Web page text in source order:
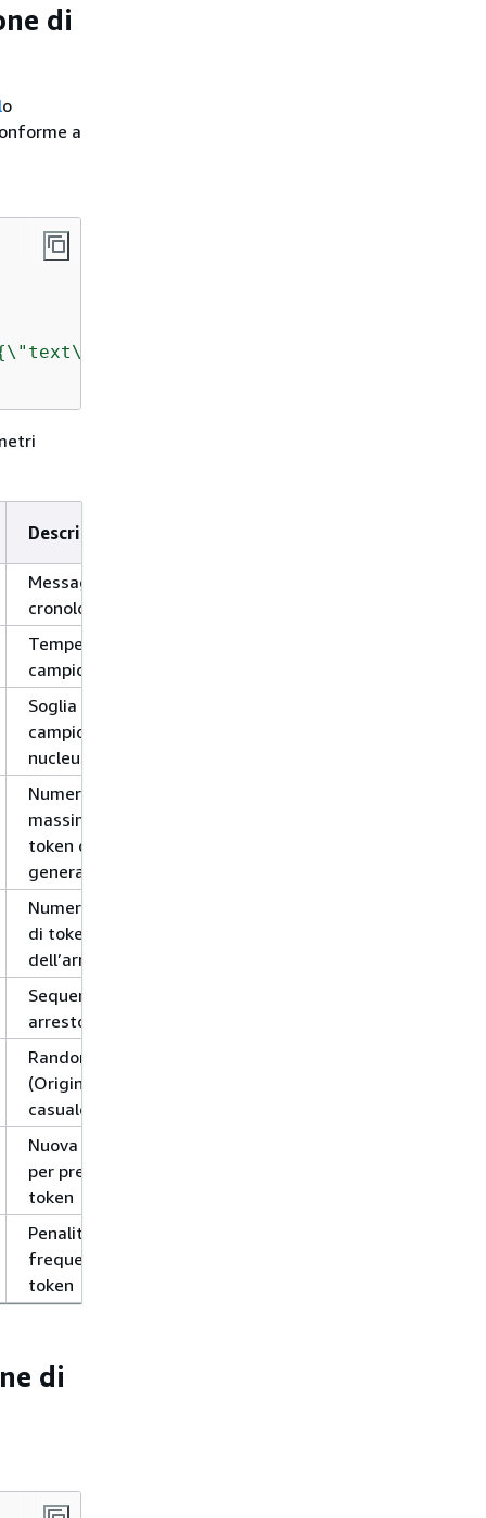
di
o
a
\"text\":\"Explain quantum computing in
Description
Messaggi di
cronologia chat
Temperatura
campionamento
Soglia
campionamento
nucleus
Numero
massimo di
token da
generare
Numero minimo
di token prima
dell’arresto
Sequenze di
arresto
Random seed
(Origine
casuale)
Nuova penalità
per presenza di
token
Penalità per
frequenza di
token
di